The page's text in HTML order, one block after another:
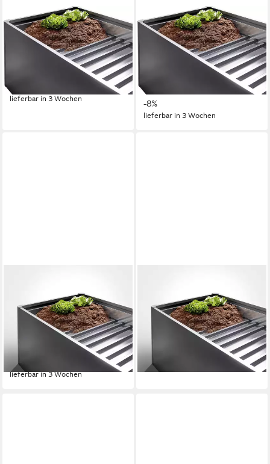
BIOHORT
Hochbeet-Zwischenboden für
1,5x0,5m, dunkelgrau-metallic,
2-teilig, passend für
84,01 €
lieferbar in 3 Wochen
BIOHORT
Hochbeet-Zwischenboden für
1,5x1m, dunkelgrau-metallic,
3-teilig, passend für Hochbeet
146,03 €
-8%
lieferbar in 3 Wochen
dunkelgrau-metallic, 8-teilig,
passend für Hochbeet 4x1m
283,19 €
309,00 €
-8%
lieferbar in 3 Wochen
Eckteil, dunkelgrau, 1 Stück,
passend für Hochbeet,
Belvedere, DaVinci
39,00 €